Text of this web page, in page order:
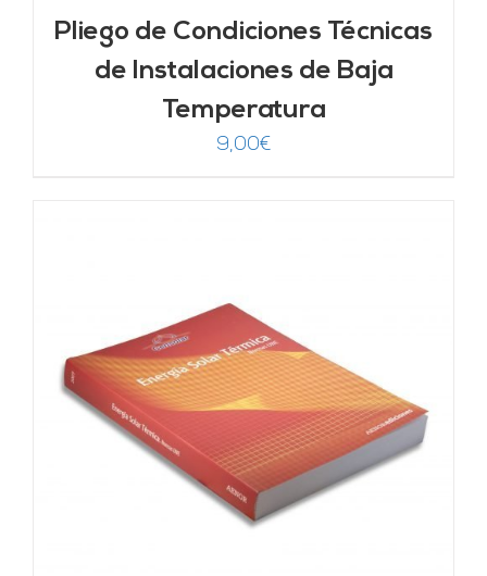
Pliego de Condiciones Técnicas
de Instalaciones de Baja
Temperatura
9,00€